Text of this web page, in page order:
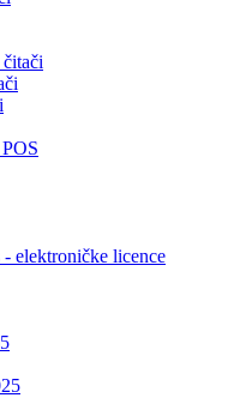
elektroničke licence